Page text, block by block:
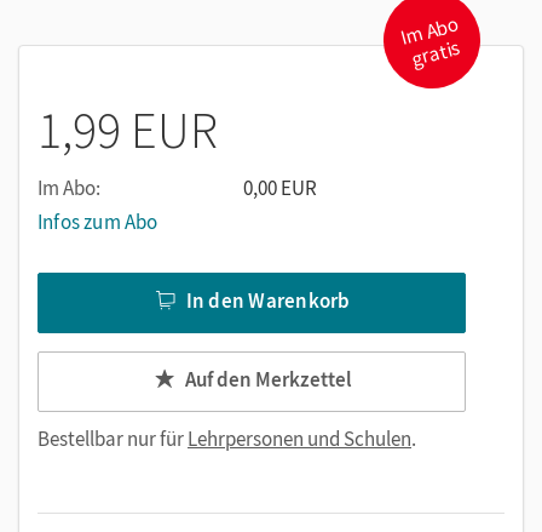
I
m
A
b
o
gr
atis
1,99 EUR
Im Abo:
0,00 EUR
Infos zum Abo
In den Warenkorb
Auf den Merkzettel
Bestellbar nur fürLehrpersonen und Schulen.